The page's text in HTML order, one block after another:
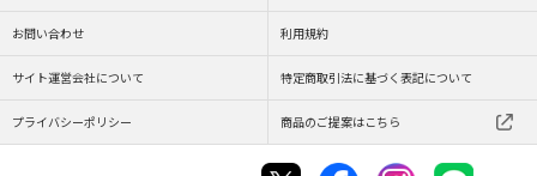
お問い合わせ 利用規約
サイト運営会社について 特定商取引法に基づく表記について
プライバシーポリシー 商品のご提案はこちら